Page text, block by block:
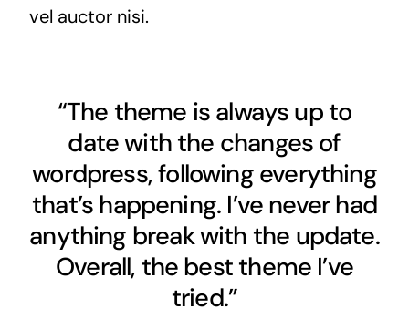
vel auctor nisi.
“The theme is always up to
date with the changes of
wordpress, following everything
that’s happening. I’ve never had
anything break with the update.
Overall, the best theme I’ve
tried.”